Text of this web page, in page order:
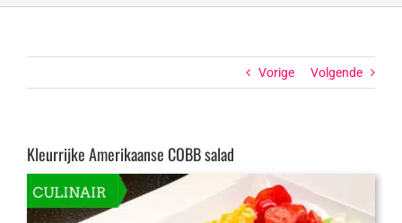
Vorige Volgende
Kleurrijke Amerikaanse COBB salad